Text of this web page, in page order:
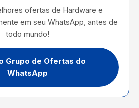
ofertas de Hardware e
em seu WhatsApp, antes de
todo mundo!
Grupo de Ofertas do
WhatsApp